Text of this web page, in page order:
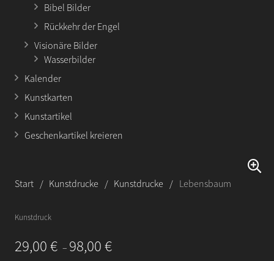
Bibel Bilder
Rückkehr der Engel
Visionäre Bilder
Wasserbilder
Kalender
Kunstkarten
Kunstartikel
Geschenkartikel kreieren
Start / Kunstdrucke / Kunstdrucke / Lebensbaum
Kunstdruck
29,00€ – 98,00€